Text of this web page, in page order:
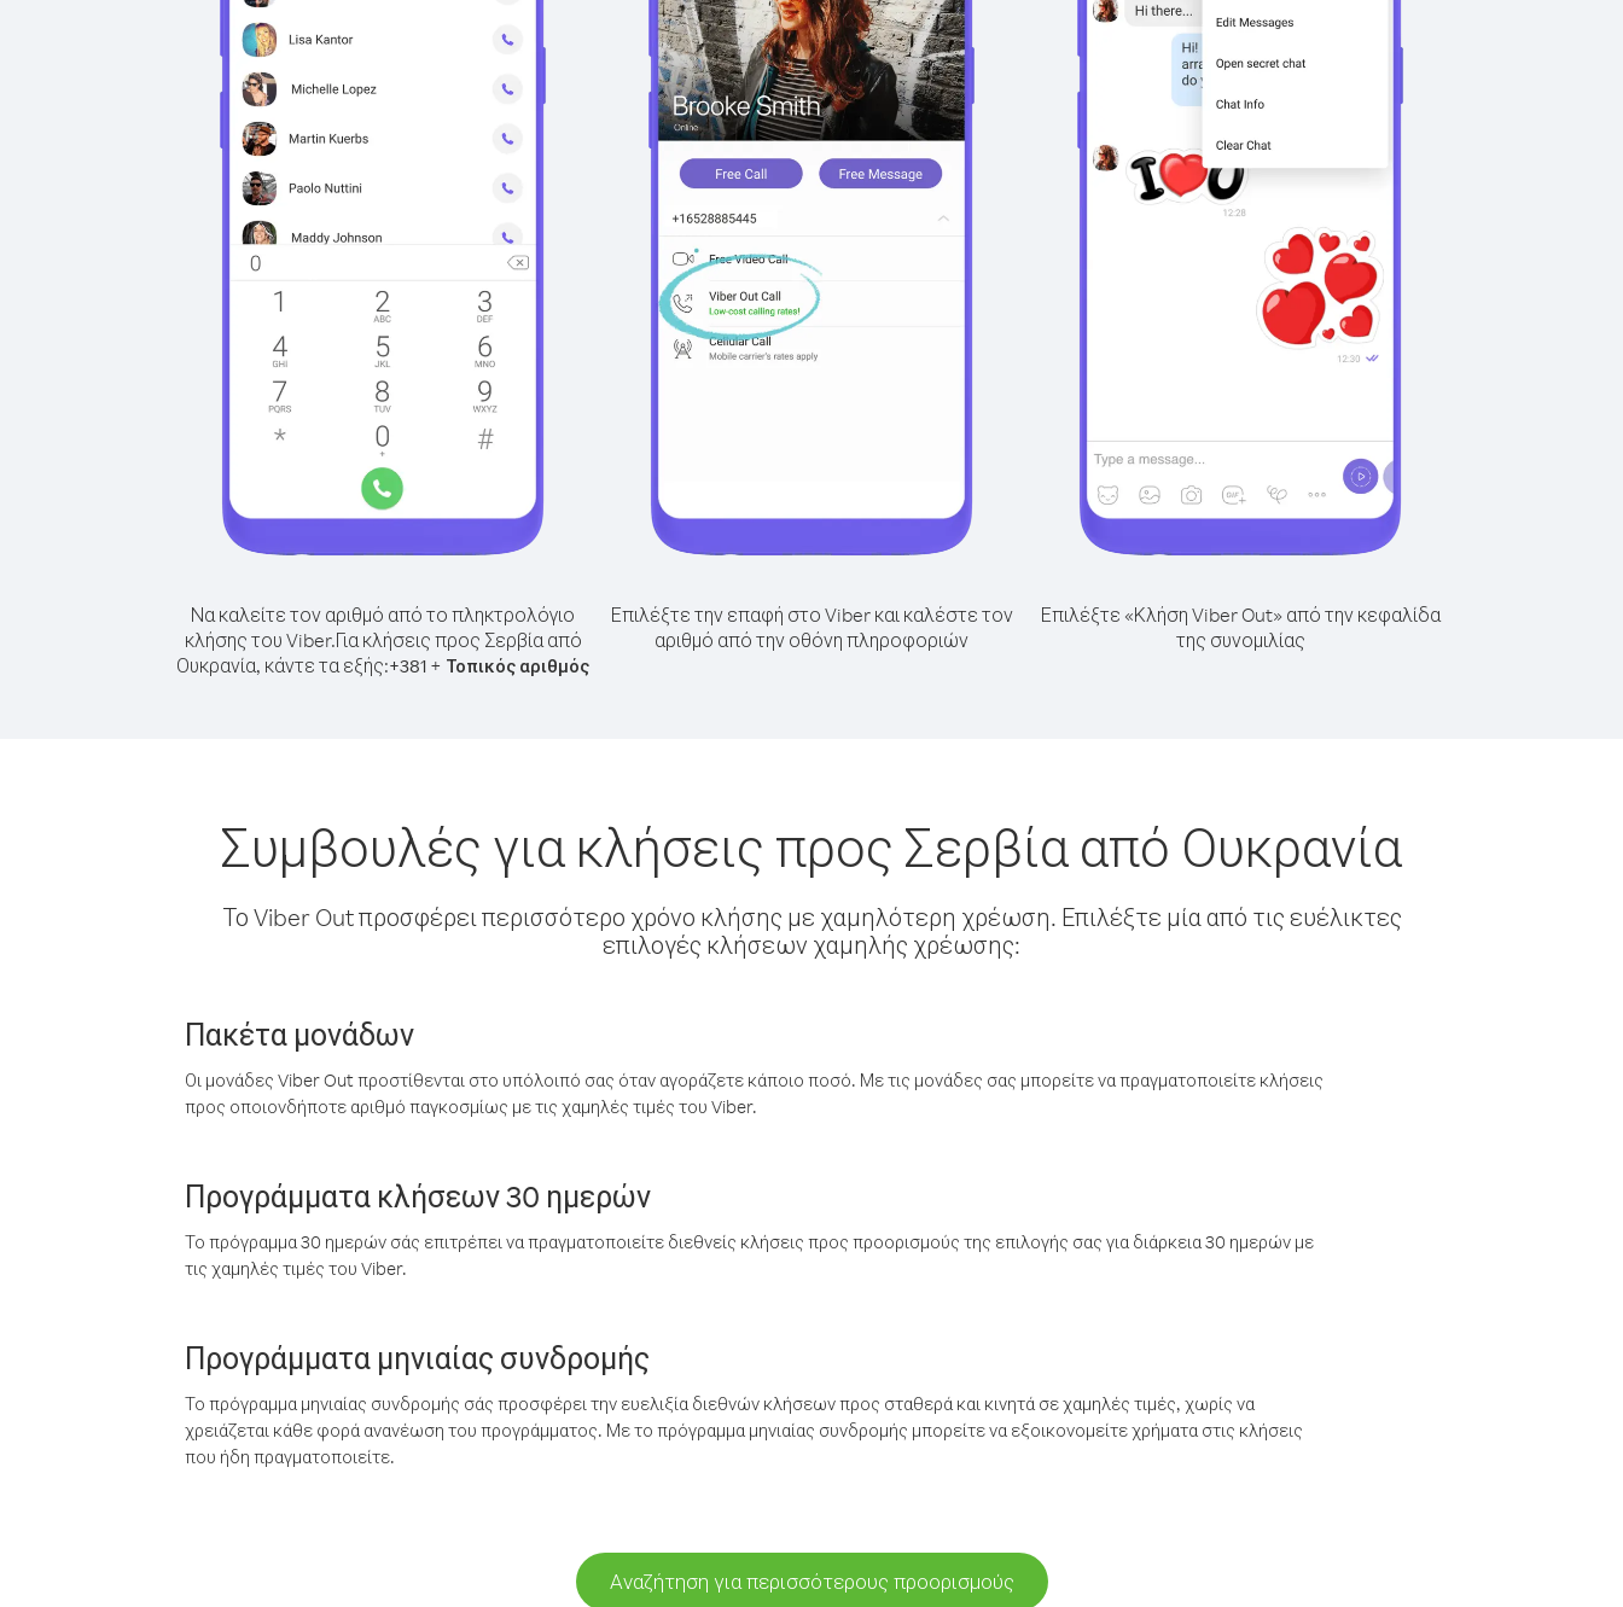
Να καλείτε τον αριθμό από το πληκτρολόγιο
κλήσης του Viber.Για κλήσεις προς Σερβία από
Ουκρανία, κάντε τα εξής:+381 + Τοπικός αριθμός
Επιλέξτε την επαφή στο Viber και καλέστε τον
αριθμό από την οθόνη πληροφοριών
Επιλέξτε «Κλήση Viber Out» από την κεφαλίδα
της συνομιλίας
Συμβουλές για κλήσεις προς Σερβία από Ουκρανία
Το Viber Out προσφέρει περισσότερο χρόνο κλήσης με χαμηλότερη χρέωση. Επιλέξτε μία από τις ευέλικτες
επιλογές κλήσεων χαμηλής χρέωσης:
Πακέτα μονάδων
Οι μονάδες Viber Out προστίθενται στο υπόλοιπό σας όταν αγοράζετε κάποιο ποσό. Με τις μονάδες σας μπορείτε να πραγματοποιείτε κλήσεις
προς οποιονδήποτε αριθμό παγκοσμίως με τις χαμηλές τιμές του Viber.
Προγράμματα κλήσεων 30 ημερών
Το πρόγραμμα 30 ημερών σάς επιτρέπει να πραγματοποιείτε διεθνείς κλήσεις προς προορισμούς της επιλογής σας για διάρκεια 30 ημερών με
τις χαμηλές τιμές του Viber.
Προγράμματα μηνιαίας συνδρομής
Το πρόγραμμα μηνιαίας συνδρομής σάς προσφέρει την ευελιξία διεθνών κλήσεων προς σταθερά και κινητά σε χαμηλές τιμές, χωρίς να
χρειάζεται κάθε φορά ανανέωση του προγράμματος. Με το πρόγραμμα μηνιαίας συνδρομής μπορείτε να εξοικονομείτε χρήματα στις κλήσεις
που ήδη πραγματοποιείτε.
Αναζήτηση για περισσότερους προορισμούς